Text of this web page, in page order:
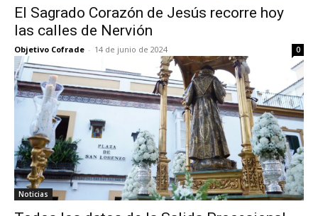
El Sagrado Corazón de Jesús recorre hoy
las calles de Nervión
Objetivo Cofrade - 14 de junio de 2024 0
Noticias